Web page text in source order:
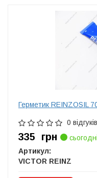
Герметик REINZOSIL
0 відгуків
335 грн
сьогодні
Артикул:
VICTOR REINZ